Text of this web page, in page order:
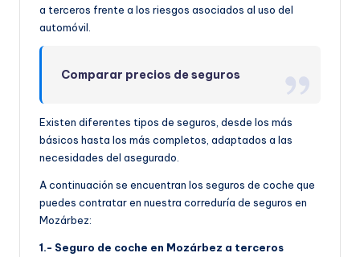
a terceros frente a los riesgos asociados al uso del
automóvil.
Comparar precios de seguros
Existen diferentes tipos de seguros, desde los más
básicos hasta los más completos, adaptados a las
necesidades del asegurado.
A continuación se encuentran los seguros de coche que
puedes contratar en nuestra correduría de seguros en
Mozárbez:
1.- Seguro de coche en Mozárbez a terceros